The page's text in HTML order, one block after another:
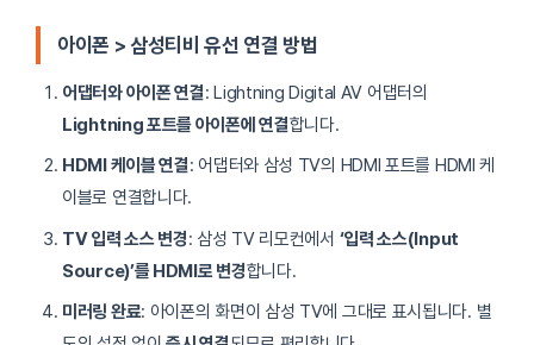
아이폰 > 삼성티비 유선 연결 방법
어댑터와 아이폰 연결: Lightning Digital AV 어댑터의
Lightning 포트를 아이폰에 연결합니다.
HDMI 케이블 연결: 어댑터와 삼성 TV의 HDMI 포트를 HDMI 케
이블로 연결합니다.
TV 입력 소스 변경: 삼성 TV 리모컨에서 ‘입력 소스(Input
Source)’를 HDMI로 변경합니다.
미러링 완료: 아이폰의 화면이 삼성 TV에 그대로 표시됩니다. 별